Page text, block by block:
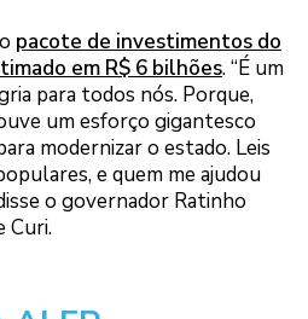
pacote de investimentos do
em R$ 6 bilhões. “É um
para todos nós. Porque,
um esforço gigantesco
modernizar o estado. Leis
e quem me ajudou
o governador Ratinho
Curi.